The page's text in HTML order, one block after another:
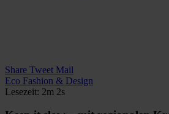
Share Tweet Mail
Eco Fashion & Design
Lesezeit: 2m 2s